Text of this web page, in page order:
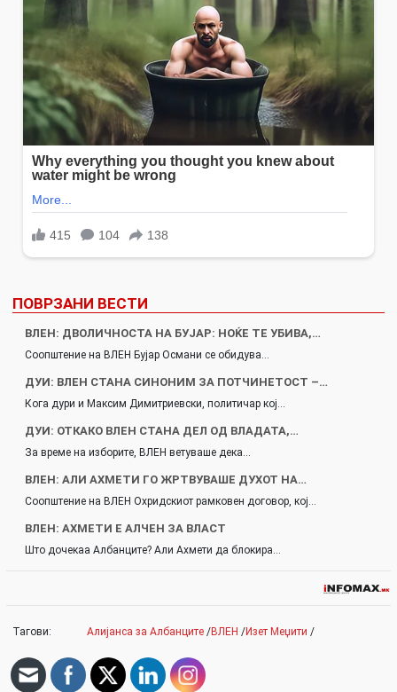
ПОВРЗАНИ ВЕСТИ
ВЛЕН: ДВОЛИЧНОСТА НА БУЈАР: НОЌЕ ТЕ УБИВА,…
Соопштение на ВЛЕН Бујар Османи се обидува…
ДУИ: ВЛЕН СТАНА СИНОНИМ ЗА ПОТЧИНЕТОСТ –…
Кога дури и Максим Димитриевски, политичар кој…
ДУИ: ОТКАКО ВЛЕН СТАНА ДЕЛ ОД ВЛАДАТА,…
За време на изборите, ВЛЕН ветуваше дека…
ВЛЕН: АЛИ АХМЕТИ ГО ЖРТВУВАШЕ ДУХОТ НА…
Соопштение на ВЛЕН Охридскиот рамковен договор, кој…
ВЛЕН: АХМЕТИ Е АЛЧЕН ЗА ВЛАСТ
Што дочекаа Албанците? Али Ахмети да блокира…
Тагови: Алијанса за Албанците /ВЛЕН /Изет Меџити /